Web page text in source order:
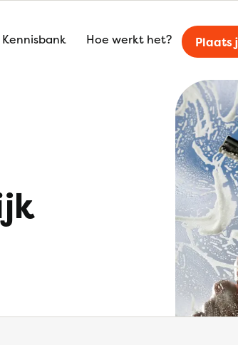
Kennisbank Hoe werkt het? Plaats